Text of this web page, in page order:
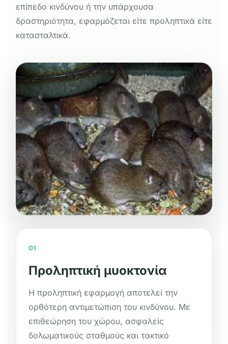
επίπεδο κινδύνου ή την υπάρχουσα
δραστηριότητα, εφαρμόζεται είτε προληπτικά είτε
κατασταλτικά.
01
Προληπτική μυοκτονία
Η προληπτική εφαρμογή αποτελεί την
ορθότερη αντιμετώπιση του κινδύνου. Με
επιθεώρηση του χώρου, ασφαλείς
δολωματικούς σταθμούς και τακτικό